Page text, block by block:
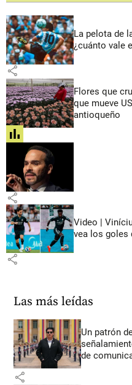
La pelota de
¿cuánto vale
share
Flores que
que mueve
antioqueño
share
share
Video |
vea los goles
share
Las más leídas
Un patrón
de
share